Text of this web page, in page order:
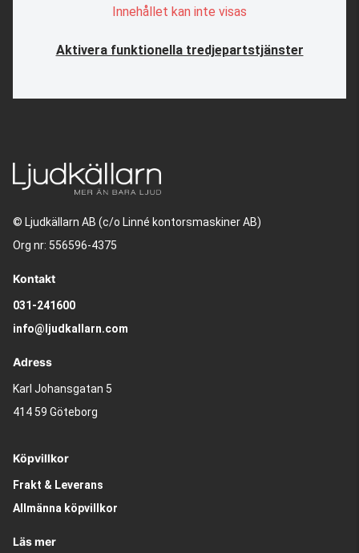
Innehållet kan inte visas
Aktivera funktionella tredjepartstjänster
© Ljudkällarn AB (c/o Linné kontorsmaskiner AB)
Org nr: 556596-4375
Kontakt
031-241600
info@ljudkallarn.com
Adress
Karl Johansgatan 5
414 59 Göteborg
Köpvillkor
Frakt & Leverans
Allmänna köpvillkor
Läs mer